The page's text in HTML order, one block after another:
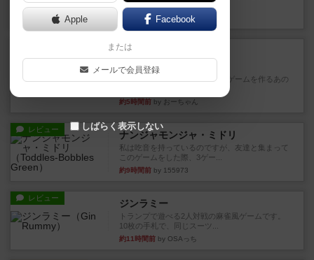
やつを決めるというより、ジ...
約4時間前 by わー
充実
フィッシェン
デジタルソロプレイ。毒のあるゲームを作るあの
約5時間前 by おーちゃん
レビュー ナンジャモンジャ・ミドリ
私は吃音を持っているのですが、友達と集まって
このゲームをした際、3ゲー...
約9時間前 by 155973
レビュー ジンラミー
トランプで遊べる2人対戦の麻雀風ゲームです。
10枚の手札で、同じスーツ...
約11時間前 by OSAっち
Apple Facebook
または
メールで会員登録
しばらく表示しない